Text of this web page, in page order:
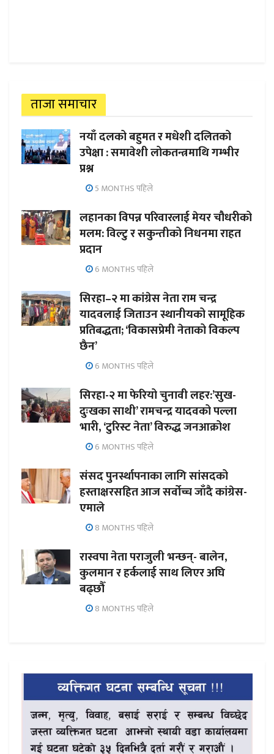
ताजा समाचार
नयाँ दलको बहुमत र मधेशी दलितको
उपेक्षा : समावेशी लोकतन्त्रमाथि गम्भीर
प्रश्न
5 MONTHS पहिले
लहानका विपन्न परिवारलाई मेयर चौधरीको
मलम: विल्टु र सकुन्तीको निधनमा राहत
प्रदान
6 MONTHS पहिले
सिरहा–२ मा कांग्रेस नेता राम चन्द्र
यादवलाई जिताउन स्थानीयको सामूहिक
प्रतिबद्धता; ‘विकासप्रेमी नेताको विकल्प
छैन’
6 MONTHS पहिले
सिरहा-२ मा फेरियो चुनावी लहर:’सुख-
दुःखका साथी’ रामचन्द्र यादवको पल्ला
भारी, ‘टुरिस्ट नेता’ विरुद्ध जनआक्रोश
6 MONTHS पहिले
संसद पुनर्स्थापनाका लागि सांसदको
हस्ताक्षरसहित आज सर्वोच्च जाँदै कांग्रेस-
एमाले
8 MONTHS पहिले
रास्वपा नेता पराजुली भन्छन्- बालेन,
कुलमान र हर्कलाई साथ लिएर अघि
बढ्छौँ
8 MONTHS पहिले